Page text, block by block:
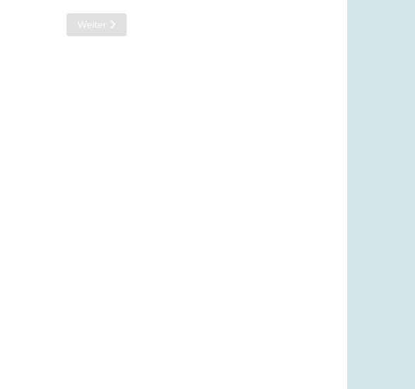
Nächster Beitrag: Startliste Kreismeisterschaft 2025: U14
Weiter